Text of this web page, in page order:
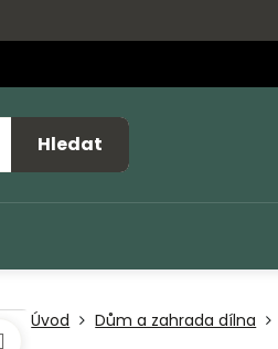
Hledat
Úvod Dům a zahrada dílna